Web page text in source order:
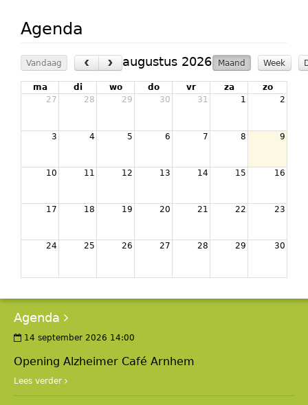
Agenda
Vandaag ‹ › augustus 2026 Maand Week
ma di wo do vr za
zo
27
28 29 30 31 1 2
3 4 5 6 7 8 9
10 11 12 13 14 15 16
17 18 19 20 21 22 23
24 25 26 27 28 29 30
Agenda
14 september 2026 14:00
Opening Alzheimer Café Arnhem
Lees verder